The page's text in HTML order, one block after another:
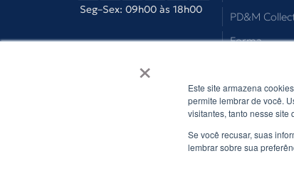
×
Este site armazena
permite lembrar de você.
visitantes, tanto nesse site
Se você recusar, suas
lembrar sobre sua
Seg–Sex: 09h00 às 18h00
PD&M
Forma
SketchUp